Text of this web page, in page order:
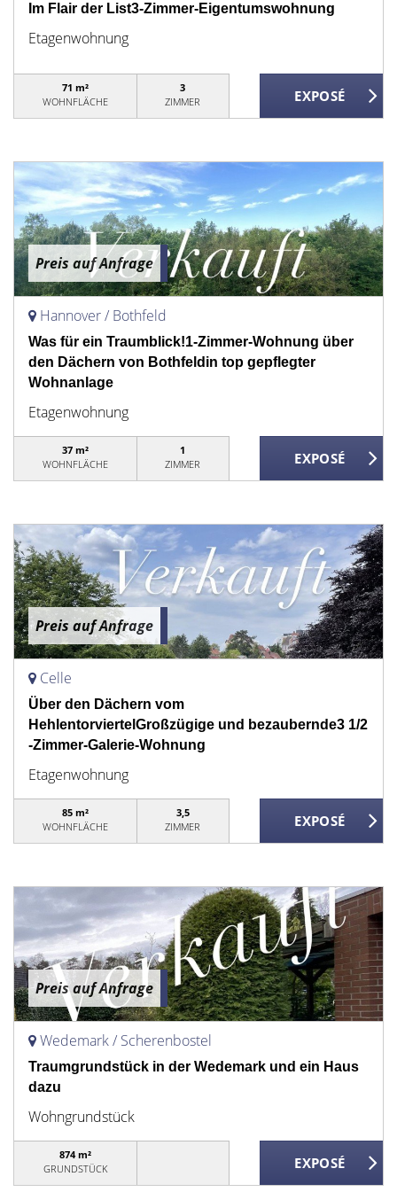
Im Flair der List3-Zimmer-Eigentumswohnung
Etagenwohnung
71 m²
WOHNFLÄCHE
3
ZIMMER
Preis auf Anfrage
Hannover / Bothfeld
Was für ein Traumblick!1-Zimmer-Wohnung über
den Dächern von Bothfeldin top gepflegter
Wohnanlage
Etagenwohnung
37 m²
WOHNFLÄCHE
1
ZIMMER
Preis auf Anfrage
Celle
Über den Dächern vom
HehlentorviertelGroßzügige und bezaubernde3 1/2
-Zimmer-Galerie-Wohnung
Etagenwohnung
85 m²
WOHNFLÄCHE
3,5
ZIMMER
Preis auf Anfrage
Wedemark / Scherenbostel
Traumgrundstück in der Wedemark und ein Haus
dazu
Wohngrundstück
874 m²
GRUNDSTÜCK